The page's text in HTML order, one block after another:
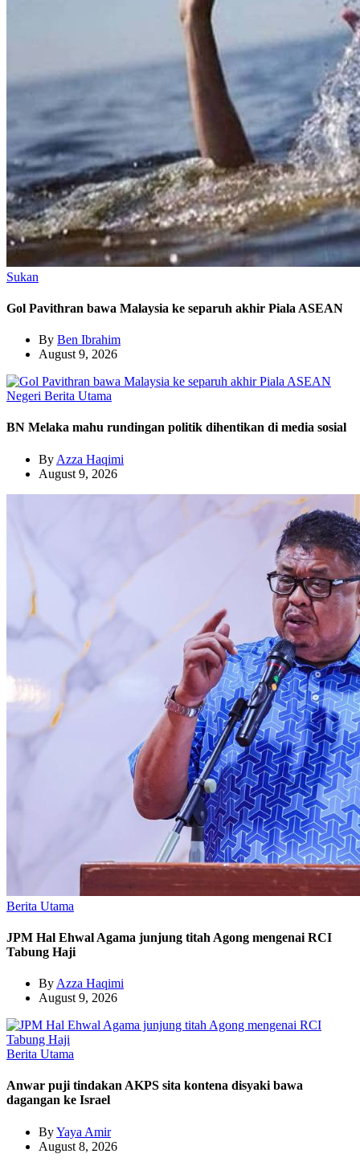
Sukan
Gol Pavithran bawa Malaysia ke separuh akhir Piala ASEAN
By Ben Ibrahim
August 9, 2026
Negeri Berita Utama
BN Melaka mahu rundingan politik dihentikan di media sosial
By Azza Haqimi
August 9, 2026
Berita Utama
JPM Hal Ehwal Agama junjung titah Agong mengenai RCI
Tabung Haji
By Azza Haqimi
August 9, 2026
Berita Utama
Anwar puji tindakan AKPS sita kontena disyaki bawa
dagangan ke Israel
ByYaya Amir
August 8, 2026